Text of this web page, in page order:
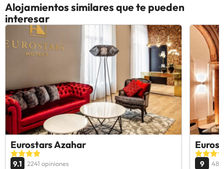
Alojamientos similares que te pueden
interesar
Eurostars Azahar
9.1 2241 opiniones 9